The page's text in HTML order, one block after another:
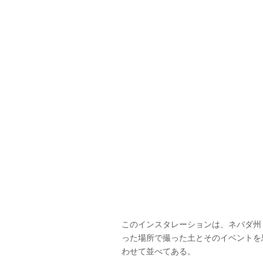
このインスタレーションは、ネバダ
った場所で撮った土とそのイベント
わせて並べてある。